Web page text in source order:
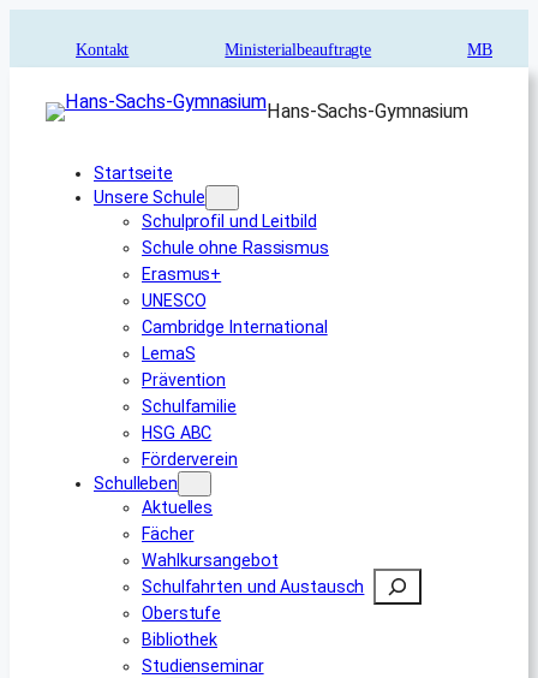
springen
Kontakt Ministerialbeauftragte MB
Hans-Sachs-Gymnasium
Startseite
Unsere Schule
Schulprofil und Leitbild
Schule ohne Rassismus
Erasmus+
UNESCO
Cambridge International
LemaS
Prävention
Schulfamilie
HSG ABC
Förderverein
Schulleben
Aktuelles
Fächer
Wahlkursangebot
Schulfahrten und Austausch
Oberstufe
Bibliothek
Studienseminar
Suchen